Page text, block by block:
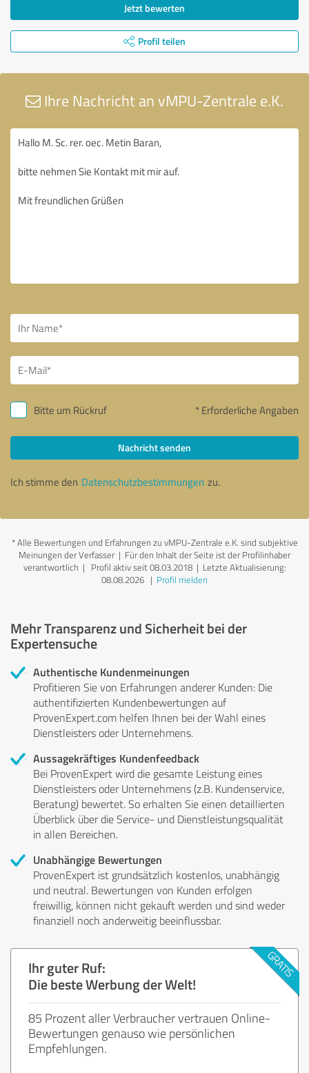
Jetzt bewerten
Profil teilen
Ihre Nachricht an vMPU-Zentrale e.K.
Bitte um Rückruf * Erforderliche Angaben
Nachricht senden
Ich stimme den Datenschutzbestimmungen zu.
*Alle Bewertungen und Erfahrungen zu vMPU-Zentrale e.K. sind subjektive
Meinungen der Verfasser | Für den Inhalt der Seite ist der Profilinhaber
verantwortlich | Profil aktiv seit 08.03.2018 | Letzte Aktualisierung:
08.08.2026 | Profil melden
Mehr Transparenz und Sicherheit bei der
Expertensuche
Authentische Kundenmeinungen
Profitieren Sie von Erfahrungen anderer Kunden: Die
authentifizierten Kundenbewertungen auf
ProvenExpert.com helfen Ihnen bei der Wahl eines
Dienstleisters oder Unternehmens.
Aussagekräftiges Kundenfeedback
Bei ProvenExpert wird die gesamte Leistung eines
Dienstleisters oder Unternehmens (z.B. Kundenservice,
Beratung) bewertet. So erhalten Sie einen detaillierten
Überblick über die Service- und Dienstleistungsqualität
in allen Bereichen.
Unabhängige Bewertungen
ProvenExpert ist grundsätzlich kostenlos, unabhängig
und neutral. Bewertungen von Kunden erfolgen
freiwillig, können nicht gekauft werden und sind weder
finanziell noch anderweitig beeinflussbar.
Ihr guter Ruf:
Die beste Werbung der Welt!
85 Prozent aller Verbraucher vertrauen Online-
Bewertungen genauso wie persönlichen
Empfehlungen.